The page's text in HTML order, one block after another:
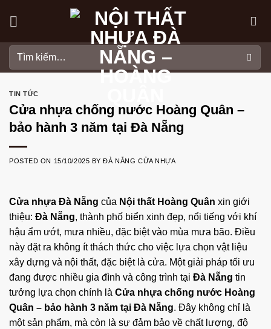
kiếm:
TIN TỨC
Cửa nhựa chống nước Hoàng Quân –
bảo hành 3 năm tại Đà Nẵng
POSTED ON 15/10/2025 BYĐÀ NẴNG CỬA NHỰA
Cửa nhựa Đà Nẵng của Nội thất Hoàng Quân xin giới
thiệu: Đà Nẵng, thành phố biển xinh đẹp, nổi tiếng với khí
hậu ẩm ướt, mưa nhiều, đặc biệt vào mùa mưa bão. Điều
này đặt ra không ít thách thức cho việc lựa chọn vật liệu
xây dựng và nội thất, đặc biệt là cửa. Một giải pháp tối ưu
đang được nhiều gia đình và công trình tại Đà Nẵng tin
tưởng lựa chọn chính là Cửa nhựa chống nước Hoàng
Quân – bảo hành 3 năm tại Đà Nẵng. Đây không chỉ là
một sản phẩm, mà còn là sự đảm bảo về chất lượng, độ